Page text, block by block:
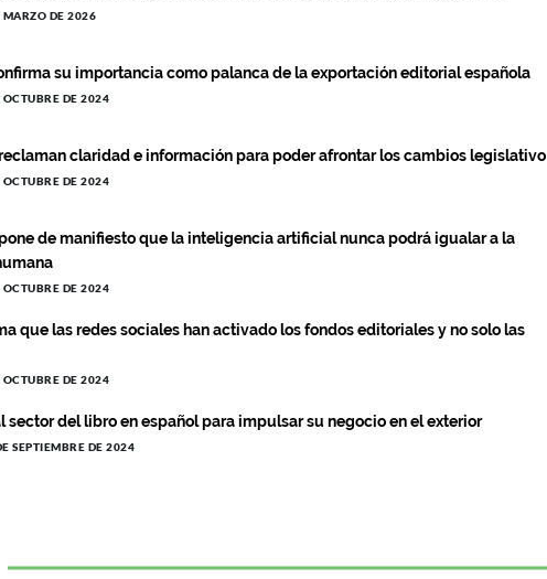
MARZO DE 2026
su importancia como palanca de la exportación editorial española
OCTUBRE DE 2024
claridad e información para poder afrontar los cambios legislativo
OCTUBRE DE 2024
de manifiesto que la inteligencia artificial nunca podrá igualar a la
OCTUBRE DE 2024
que las redes sociales han activado los fondos editoriales y no solo las
OCTUBRE DE 2024
sector del libro en español para impulsar su negocio en el exterior
SEPTIEMBRE DE 2024